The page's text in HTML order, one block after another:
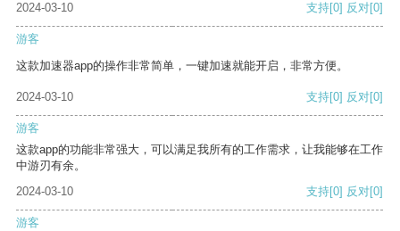
2024-03-10 支持[0] 反对[0]
游客
这款加速器app的操作非常简单，一键加速就能开启，非常方便。
2024-03-10 支持[0] 反对[0]
游客
这款app的功能非常强大，可以满足我所有的工作需求，让我能够在工作
中游刃有余。
2024-03-10
支持[0] 反对[0]
游客